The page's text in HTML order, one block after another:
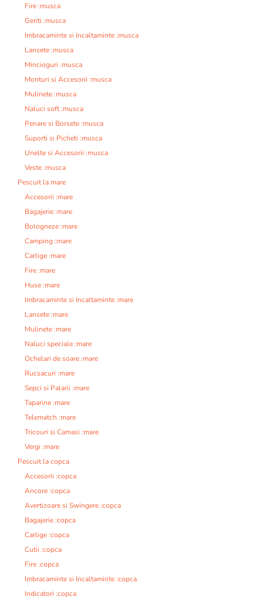
Fire :musca
Genti :musca
Imbracaminte si Incaltaminte :musca
Lansete :musca
Mincioguri :musca
Monturi si Accesorii :musca
Mulinete :musca
Naluci soft :musca
Penare si Borsete :musca
Suporti si Picheti :musca
Unelte si Accesorii :musca
Veste :musca
Pescuit la mare
Accesorii :mare
Bagajerie :mare
Bologneze :mare
Camping :mare
Carlige :mare
Fire :mare
Huse :mare
Imbracaminte si Incaltaminte :mare
Lansete :mare
Mulinete :mare
Naluci speciale :mare
Ochelari de soare :mare
Rucsacuri :mare
Sepci si Palarii :mare
Taparine :mare
Telematch :mare
Tricouri si Camasi :mare
Vergi :mare
Pescuit la copca
Accesorii :copca
Ancore :copca
Avertizoare si Swingere :copca
Bagajerie :copca
Carlige :copca
Cutii :copca
Fire :copca
Imbracaminte si Incaltaminte :copca
Indicatori :copca